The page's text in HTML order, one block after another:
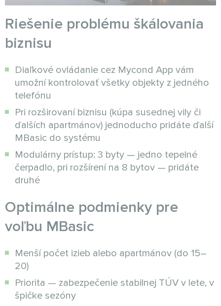
Riešenie problému škálovania
biznisu
Diaľkové ovládanie cez Mycond App vám
umožní kontrolovať všetky objekty z jedného
telefónu
Pri rozširovaní biznisu (kúpa susednej vily či
ďalších apartmánov) jednoducho pridáte ďalší
MBasic do systému
Modulárny prístup: 3 byty — jedno tepelné
čerpadlo, pri rozšírení na 8 bytov — pridáte
druhé
Optimálne podmienky pre
voľbu MBasic
Menší počet izieb alebo apartmánov (do 15–
20)
Priorita — zabezpečenie stabilnej TÚV v lete, v
špičke sezóny